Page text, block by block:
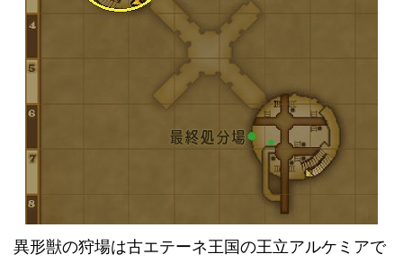
異形獣の狩場は古エテーネ王国の王立アルケミアで